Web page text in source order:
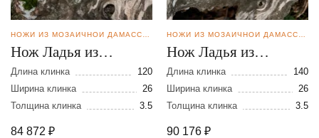
Нож Ладья из
мозаичной дамасской
стали
Длина клинка
120
Ширина клинка
26
Толщина клинка
3.5
84 872 ₽
Нож Ладья из
мозаичной дамасской
стали
Длина клинка
140
Ширина клинка
26
Толщина клинка
3.5
90 176 ₽